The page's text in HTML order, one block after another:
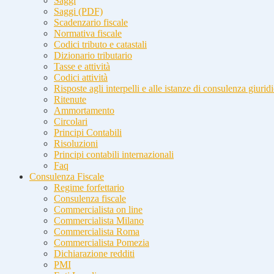
Saggi (PDF)
Scadenzario fiscale
Normativa fiscale
Codici tributo e catastali
Dizionario tributario
Tasse e attività
Codici attività
Risposte agli interpelli e alle istanze di consulenza
Ritenute
Ammortamento
Circolari
Principi Contabili
Risoluzioni
Principi contabili internazionali
Faq
Consulenza Fiscale
Regime forfettario
Consulenza fiscale
Commercialista on line
Commercialista Milano
Commercialista Roma
Commercialista Pomezia
Dichiarazione redditi
PMI